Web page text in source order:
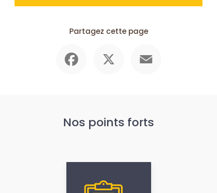
Partagez cette page
Nos points forts